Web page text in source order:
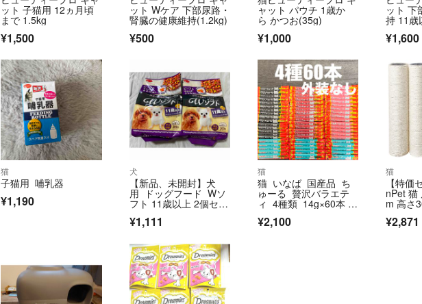
ット 子猫用 12ヵ月頃
まで 1.5kg
¥1,500
ット Wケア 下部尿路・
腎臓の健康維持(1.2kg)
¥500
ャット パウチ 1歳か
ら かつお(35g)
¥1,000
ット 下
持 11歳
¥1,600
猫
子猫用 哺乳器
¥1,190
犬
【新品、未開封】犬
用 ドッグフード Wソ
フト 11歳以上 2個セッ
¥1,111
猫
猫 いなば 国産品 ち
ゅーる 贅沢バラエテ
ィ 4種類 14g×60本 中
¥2,100
猫
【特価
nPet 猫
m 高さ
¥2,871